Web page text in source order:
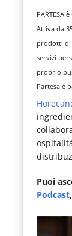
PARTESA
Attiva da
prodotti di
servizi
proprio
Partesa è
Puoi
Podcast,